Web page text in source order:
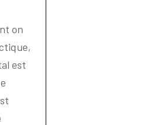
on
est